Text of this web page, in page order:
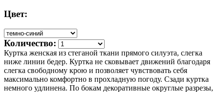
Цвет:
Количество:
Куртка женская из стеганой ткани прямого силуэта, слегка
ниже линии бедер. Куртка не сковывает движений благодаря
слегка свободному крою и позволяет чувствовать себя
максимально комфортно в прохладную погоду. Сзади куртка
немного удлинена. По бокам декоративные округлые разрезы,